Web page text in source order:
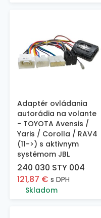
Adaptér ovládania
autorádia na volante
- TOYOTA Avensis /
Yaris / Corolla / RAV4
(11->) s aktivnym
systémom JBL
240 030 STY 004
121,87 € s DPH
Skladom